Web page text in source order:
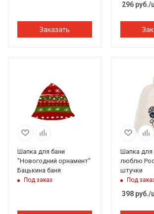
Заказать
296руб./
Шапка для бани
"Новогодний орнамент"
Бацькина баня
Под заказ
Шапка для
люблю
штучки
Под
398руб./